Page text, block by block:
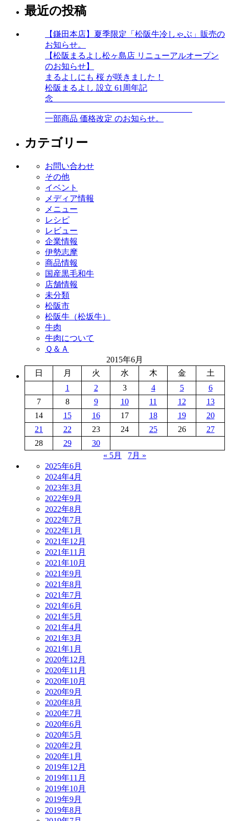
最近の投稿
【鎌田本店】夏季限定「松阪牛冷しゃぶ」販売の
お知らせ。
【松阪まるよし松ヶ島店 リニューアルオープン
のお知らせ】
まるよしにも 桜 が咲きました！
松阪まるよし 設立 61周年記
念
一部商品 価格改定 のお知らせ。
カテゴリー
お問い合わせ
その他
イベント
メディア情報
メニュー
レシピ
レビュー
企業情報
伊勢志摩
商品情報
国産黒毛和牛
店舗情報
未分類
松阪市
松阪牛（松坂牛）
牛肉
牛肉について
Ｑ＆Ａ
2015年6月
日
月 火 水 木 金
土
1
2 3 4 5
6
7
8 9 10 11 12
13
14
15 16 17 18 19
20
21
22 23 24 25 26
27
28
29
30
« 5月
7月 »
2025年6月
2024年4月
2023年3月
2022年9月
2022年8月
2022年7月
2022年1月
2021年12月
2021年11月
2021年10月
2021年9月
2021年8月
2021年7月
2021年6月
2021年5月
2021年4月
2021年3月
2021年1月
2020年12月
2020年11月
2020年10月
2020年9月
2020年8月
2020年7月
2020年6月
2020年5月
2020年2月
2020年1月
2019年12月
2019年11月
2019年10月
2019年9月
2019年8月